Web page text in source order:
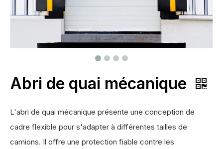
Abri de quai mécanique
L'abri de quai mécanique présente une conception de
cadre flexible pour s'adapter à différentes tailles de
camions. Il offre une protection fiable contre les